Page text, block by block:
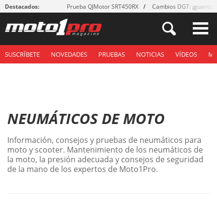
Destacados: Prueba QJMotor SRT450RX Cambios DGT: ¡guantes!
SUSCRÍBETE NOVEDADES PRUEBAS NOTICIAS VÍDEOS
NEUMÁTICOS DE MOTO
Información, consejos y pruebas de neumáticos para
moto y scooter. Mantenimiento de los neumáticos de
la moto, la presión adecuada y consejos de seguridad
de la mano de los expertos de Moto1Pro.